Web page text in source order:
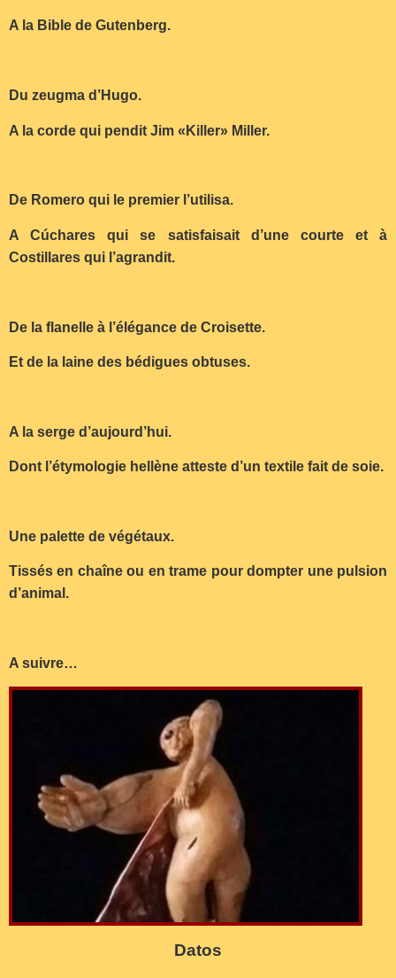
A la Bible de Gutenberg.
Du zeugma d’Hugo.
A la corde qui pendit Jim «Killer» Miller.
De Romero qui le premier l’utilisa.
A Cúchares qui se satisfaisait d’une courte et à
Costillares qui l’agrandit.
De la flanelle à l’élégance de Croisette.
Et de la laine des bédigues obtuses.
A la serge d’aujourd’hui.
Dont l’étymologie hellène atteste d’un textile fait de soie.
Une palette de végétaux.
Tissés en chaîne ou en trame pour dompter une pulsion
d’animal.
A suivre…
Datos